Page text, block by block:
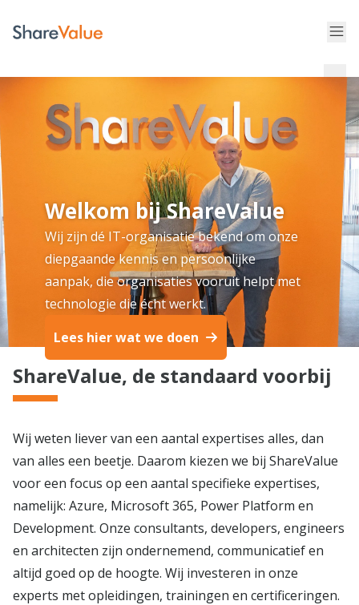
Welkom bij ShareValue
Wij zijn dé IT-organisatie bekend om onze
diepgaande kennis en persoonlijke
aanpak, die organisaties vooruit helpt met
technologie die écht werkt.
Lees hier wat we doen
ShareValue, de standaard voorbij
Wij weten liever van een aantal expertises alles, dan
van alles een beetje. Daarom kiezen we bij ShareValue
voor een focus op een aantal specifieke expertises,
namelijk: Azure, Microsoft 365, Power Platform en
Development. Onze consultants, developers, engineers
en architecten zijn ondernemend, communicatief en
altijd goed op de hoogte. Wij investeren in onze
experts met opleidingen, trainingen en certificeringen.